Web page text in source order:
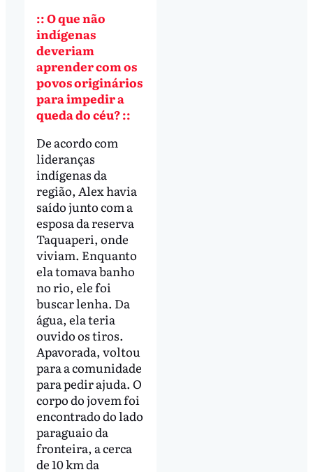
:: O que não
indígenas
deveriam
aprender com os
povos originários
para impedir a
queda do céu? ::
De acordo com
lideranças
indígenas da
região, Alex havia
saído junto com a
esposa da reserva
Taquaperi, onde
viviam. Enquanto
ela tomava banho
no rio, ele foi
buscar lenha. Da
água, ela teria
ouvido os tiros.
Apavorada, voltou
para a comunidade
para pedir ajuda. O
corpo do jovem foi
encontrado do lado
paraguaio da
fronteira, a cerca
de 10 km da